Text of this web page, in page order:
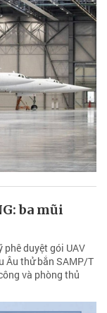
ba mũi
phê duyệt gói UAV
Âu thử bắn SAMP/T
và phòng thủ